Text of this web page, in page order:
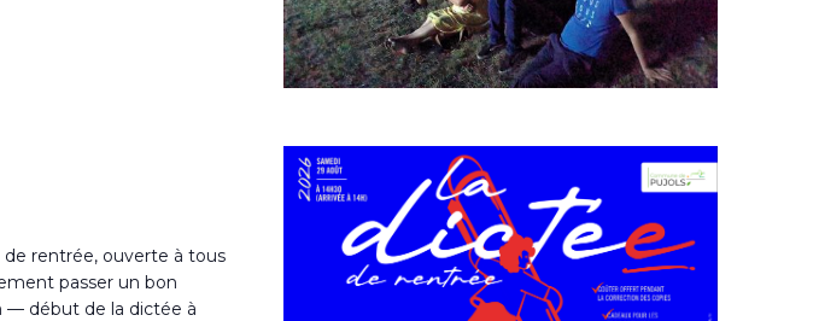
rentrée, ouverte à tous
passer un bon
— début de la dictée à